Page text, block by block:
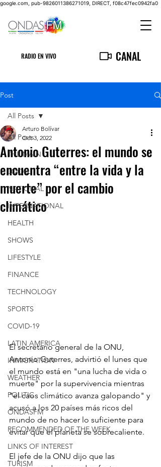
google.com, pub-9826011386271019, DIRECT, f08c47fec0942fa0
RADIO EN VIVO CANAL
Post
All Posts
THE MAIN
LOCAL
NATIONAL
INTERNATIONAL
HEALTH
SHOWS
LIFESTYLE
FINANCE
TECHNOLOGY
SPORTS
COVID-19
LATIN AMERICA
INMIGRATION
WEATHER
POLITIC
ONDASFM
RECOMMENDED OF THE WEEK
LINKS OF INTEREST
TURISM
All Posts
Antonio Guterres: el mundo se
encuentra “entre la vida y la
muerte” por el cambio
climático
Arturo Bolívar
Oct 3, 2022
El secretario general de la ONU,
Antonio Guterres, advirtió el lunes que
el mundo está en "una lucha de vida o
muerte" por la supervivencia mientras
"el caos climático avanza galopando" y
acusó a los 20 países más ricos del
mundo de no hacer lo suficiente para
evitar que el planeta se sobrecaliente.
El jefe de la ONU dijo que las